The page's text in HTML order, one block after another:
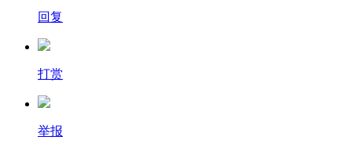
回复
打赏
举报